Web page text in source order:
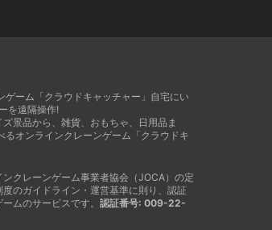
ーム「クラウドキャッチャー」自宅にい
を遠隔操作!
景品から、雑貨、おもちゃ、日用品ま
オンラインクレーンゲーム「クラウドキ
クレーンゲーム事業者協会（JOCA）の定
のガイドライン・運営基準に則り、認証
ムのサービスです。 認証番号: 009-22-